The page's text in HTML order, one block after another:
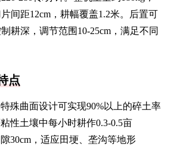
间距12cm，耕幅覆盖1.2米。后置可
耕深，调节范围10-25cm，满足不同
点
特殊曲面设计可实现90%以上的碎土率
粘性土壤中每小时耕作0.3-0.5亩
隙30cm，适应田埂、垄沟等地形